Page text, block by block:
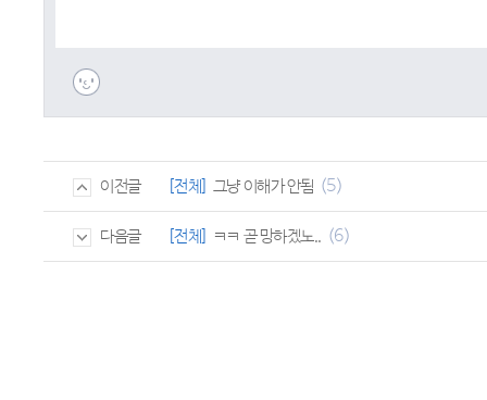
이전글 [전체] 그냥 이해가 안됨 (5)
다음글 [전체] ㅋㅋ 곧 망하겠노.. (6)